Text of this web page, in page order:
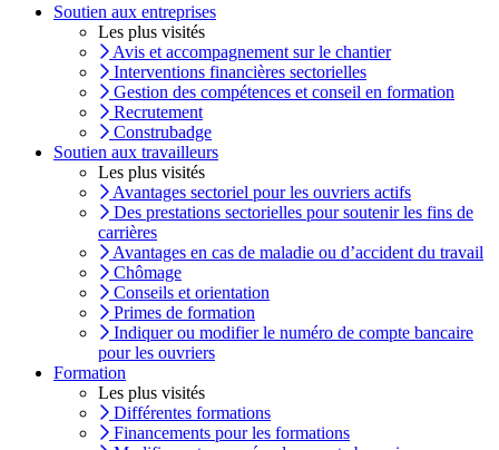
Soutien aux entreprises
Les plus visités
Avis et accompagnement sur le chantier
Interventions financières sectorielles
Gestion des compétences et conseil en formation
Recrutement
Construbadge
Soutien aux travailleurs
Les plus visités
Avantages sectoriel pour les ouvriers actifs
Des prestations sectorielles pour soutenir les fins de
carrières
Avantages en cas de maladie ou d’accident du travail
Chômage
Conseils et orientation
Primes de formation
Indiquer ou modifier le numéro de compte bancaire
pour les ouvriers
Formation
Les plus visités
Différentes formations
Financements pour les formations